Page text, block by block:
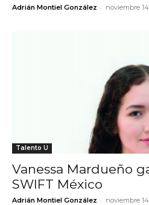
Adrián Montiel González - noviembre
Talento U
Vanessa Mardueño
SWIFT México
Adrián Montiel González - noviembre